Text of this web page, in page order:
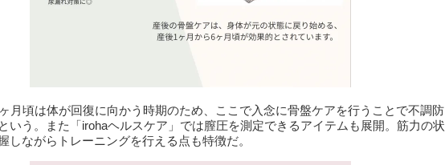
月頃は体が回復に向かう時期のため、ここで入念に骨盤ケアを行うことで不調防
いう。また「irohaヘルスケア」では膣圧を測定できるアイテムも展開。筋力の状
しながらトレーニングを行える点も特徴だ。